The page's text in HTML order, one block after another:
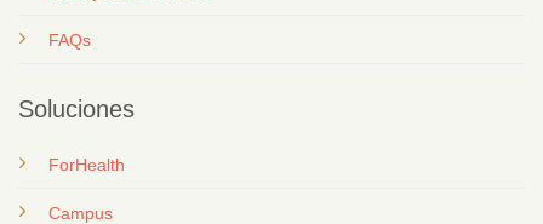
FAQs
Soluciones
ForHealth
Campus